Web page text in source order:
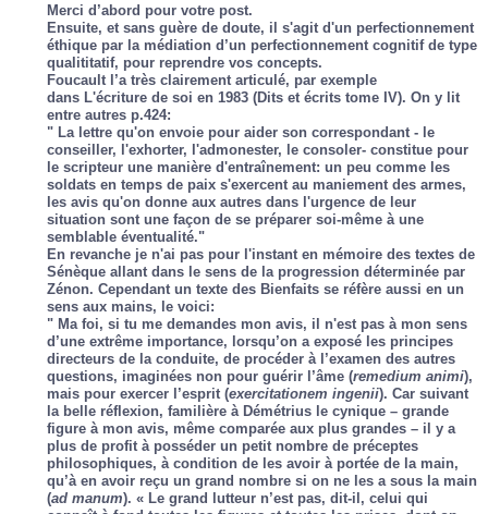
Merci d’abord pour votre post.
Ensuite, et sans guère de doute, il s'agit d'un perfectionnement
éthique par la médiation d’un perfectionnement cognitif de type
qualititatif, pour reprendre vos concepts.
Foucault l’a très clairement articulé, par exemple
dans L'écriture de soi en 1983 (Dits et écritstome IV). On y lit
entre autres p.424:
" La lettre qu'on envoie pour aider son correspondant - le
conseiller, l'exhorter, l'admonester, le consoler- constitue pour
le scripteur une manière d'entraînement: un peu comme les
soldats en temps de paix s'exercent au maniement des armes,
les avis qu'on donne aux autres dans l'urgence de leur
situation sont une façon de se préparer soi-même à une
semblable éventualité."
En revanche je n'ai pas pour l'instant en mémoire des textes de
Sénèque allant dans le sens de la progression déterminée par
Zénon. Cependant un texte des Bienfaitsse réfère aussi en un
sens aux mains, le voici:
" Ma foi, si tu me demandes mon avis, il n'est pas à mon sens
d’une extrême importance, lorsqu’on a exposé les principes
directeurs de la conduite, de procéder à l’examen des autres
questions, imaginées non pour guérir l’âme (remedium animi),
mais pour exercer l’esprit (exercitationem ingenii). Car suivant
la belle réflexion, familière à Démétrius le cynique – grande
figure à mon avis, même comparée aux plus grandes – il y a
plus de profit à posséder un petit nombre de préceptes
philosophiques, à condition de les avoir à portée de la main,
qu’à en avoir reçu un grand nombre si on ne les a sous la main
(ad manum). « Le grand lutteur n’est pas, dit-il, celui qui